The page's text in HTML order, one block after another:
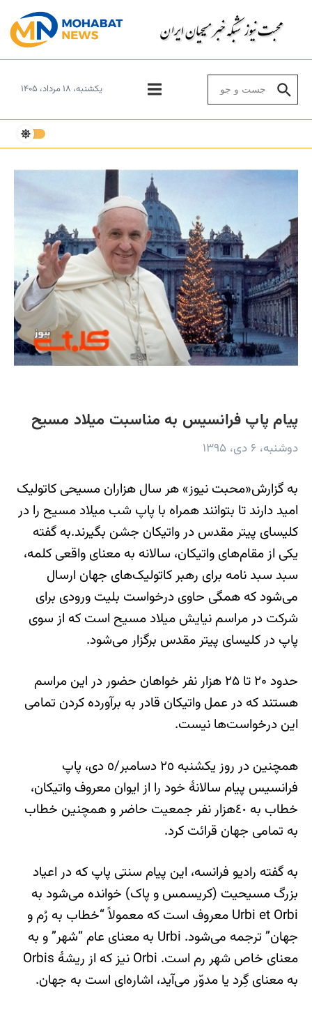
یکشنبه، ۱۸ مرداد، ۱۴۰۵
پیام پاپ فرانسیس به مناسبت میلاد مسیح
دوشنبه، ۶ دی، ۱۳۹۵
به گزارش«محبت نیوز» هر سال هزاران مسیحی کاتولیک
امید دارند تا بتوانند همراه با پاپ شب میلاد مسیح را در
کلیسای پیتر مقدس در واتیکان جشن بگیرند.به گفته
یکی از مقام‌های واتیکان، سالانه به معنای واقعی کلمه،
سبد سبد نامه برای رهبر کاتولیک‌های جهان ارسال
می‌شود که همگی حاوی درخواست بلیت ورودی برای
شرکت در مراسم نیایش میلاد مسیح است که از سوی
پاپ در کلیسای پیتر مقدس برگزار می‌شود.
حدود ۲۰ تا ۲۵ هزار نفر خواهان حضور در این مراسم
هستند که در عمل واتیکان قادر به برآورده کردن تمامی
این درخواست‌ها نیست.
همچنین در روز یکشنبه ٢٥ دسامبر/٥ دی، پاپ
فرانسیس پیام سالانۀ خود را از ایوان معروف واتیکان،
خطاب به ٤٠هزار نفر جمعیت حاضر و همچنین خطاب
به تمامی جهان قرائت کرد.
به گفته رادیو فرانسه، این پیام سنتی پاپ که در اعیاد
بزرگ مسیحیت (کریسمس و پاک) خوانده می‌شود به
Urbi et Orbi معروف است که معمولاً “خطاب به رُم و
جهان” ترجمه می‌شود. Urbi به معنای عام “شهر” و به
معنای خاص شهر رم است. Orbi نیز که از ریشۀ Orbis
به معنای گِرد یا مدوّر می‌آید، اشاره‌ای است به جهان.